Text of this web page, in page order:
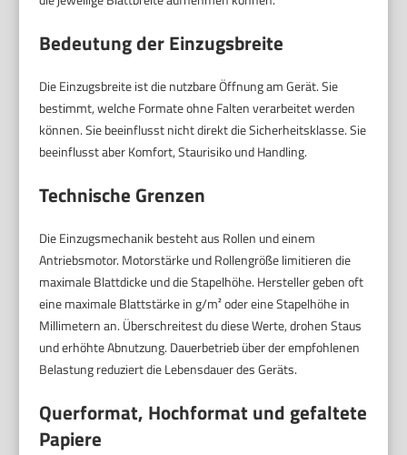
Bedeutung der Einzugsbreite
Die Einzugsbreite ist die nutzbare Öffnung am Gerät. Sie
bestimmt, welche Formate ohne Falten verarbeitet werden
können. Sie beeinflusst nicht direkt die Sicherheitsklasse. Sie
beeinflusst aber Komfort, Staurisiko und Handling.
Technische Grenzen
Die Einzugsmechanik besteht aus Rollen und einem
Antriebsmotor. Motorstärke und Rollengröße limitieren die
maximale Blattdicke und die Stapelhöhe. Hersteller geben oft
eine maximale Blattstärke in g/m² oder eine Stapelhöhe in
Millimetern an. Überschreitest du diese Werte, drohen Staus
und erhöhte Abnutzung. Dauerbetrieb über der empfohlenen
Belastung reduziert die Lebensdauer des Geräts.
Querformat, Hochformat und gefaltete
Papiere